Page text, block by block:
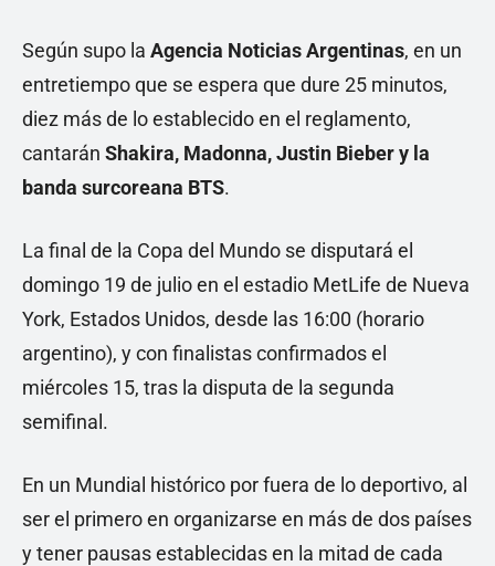
Según supo la Agencia Noticias Argentinas, en un
entretiempo que se espera que dure 25 minutos,
diez más de lo establecido en el reglamento,
cantarán Shakira, Madonna, Justin Bieber y la
banda surcoreana BTS.
La final de la Copa del Mundo se disputará el
domingo 19 de julio en el estadio MetLife de Nueva
York, Estados Unidos, desde las 16:00 (horario
argentino), y con finalistas confirmados el
miércoles 15, tras la disputa de la segunda
semifinal.
En un Mundial histórico por fuera de lo deportivo, al
ser el primero en organizarse en más de dos países
y tener pausas establecidas en la mitad de cada